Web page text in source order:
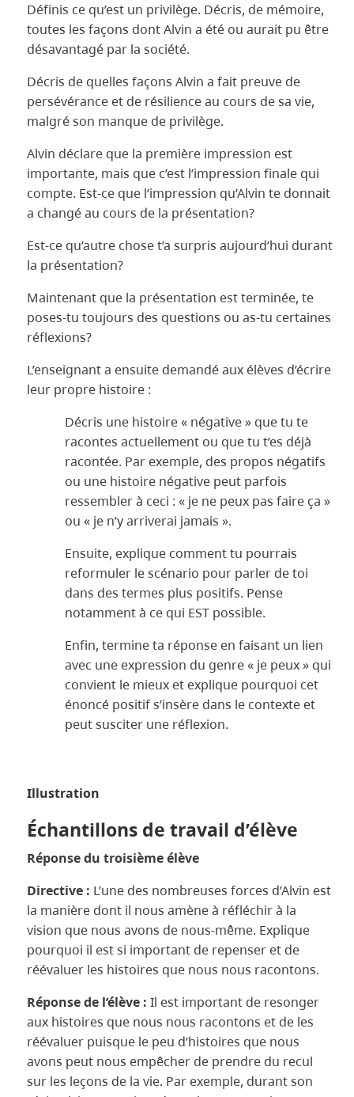
Définis ce qu’est un privilège. Décris, de mémoire,
toutes les façons dont Alvin a été ou aurait pu être
désavantagé par la société.
Décris de quelles façons Alvin a fait preuve de
persévérance et de résilience au cours de sa vie,
malgré son manque de privilège.
Alvin déclare que la première impression est
importante, mais que c’est l’impression finale qui
compte. Est-ce que l’impression qu’Alvin te donnait
a changé au cours de la présentation?
Est-ce qu’autre chose t’a surpris aujourd’hui durant
la présentation?
Maintenant que la présentation est terminée, te
poses-tu toujours des questions ou as-tu certaines
réflexions?
L’enseignant a ensuite demandé aux élèves d’écrire
leur propre histoire :
Décris une histoire « négative » que tu te
racontes actuellement ou que tu t’es déjà
racontée. Par exemple, des propos négatifs
ou une histoire négative peut parfois
ressembler à ceci : « je ne peux pas faire ça »
ou « je n’y arriverai jamais ».
Ensuite, explique comment tu pourrais
reformuler le scénario pour parler de toi
dans des termes plus positifs. Pense
notamment à ce qui EST possible.
Enfin, termine ta réponse en faisant un lien
avec une expression du genre « je peux » qui
convient le mieux et explique pourquoi cet
énoncé positif s’insère dans le contexte et
peut susciter une réflexion.
Illustration
Échantillons de travail d’élève
Réponse du troisième élève
Directive : L’une des nombreuses forces d’Alvin est
la manière dont il nous amène à réfléchir à la
vision que nous avons de nous-même. Explique
pourquoi il est si important de repenser et de
réévaluer les histoires que nous nous racontons.
Réponse de l’élève : Il est important de resonger
aux histoires que nous nous racontons et de les
réévaluer puisque le peu d’histoires que nous
avons peut nous empêcher de prendre du recul
sur les leçons de la vie. Par exemple, durant son